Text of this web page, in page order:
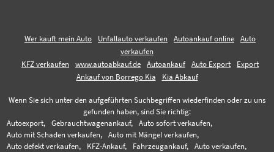
Wer kauft mein Auto Unfallauto verkaufen Autoankauf online
Auto
verkaufen
KFZ verkaufen
www.autoabkauf.de Autoankauf Auto Export
Export
Ankauf von Borrego Kia
Kia Abkauf
Wenn Sie sich unter den aufgeführten Suchbegriffen wiederfinden oder zu uns
gefunden haben, sind Sie richtig:
Autoexport,
Gebrauchtwagenankauf,
Auto sofort verkaufen,
Auto mit Schaden verkaufen,
Auto mit Mängel verkaufen,
Auto defekt verkaufen,
KFZ-Ankauf, Fahrzeugankauf,
Auto verkaufen,